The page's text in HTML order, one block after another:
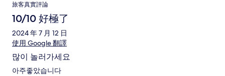
旅客真實評論
10/10 好極了
2024 年 7 月 12 日
使用 Google 翻譯
많이 놀러가세요
아주좋았습니다